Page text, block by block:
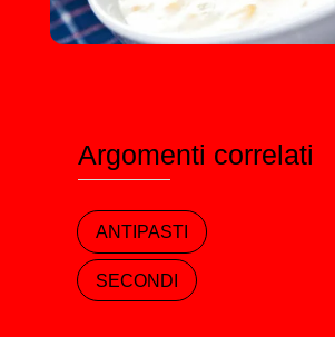
Argomenti correlati
ANTIPASTI
SECONDI